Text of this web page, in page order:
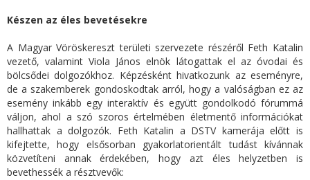
Készen az éles bevetésekre
A Magyar Vöröskereszt területi szervezete részéről Feth Katalin
vezető, valamint Viola János elnök látogattak el az óvodai és
bölcsődei dolgozókhoz. Képzésként hivatkozunk az eseményre,
de a szakemberek gondoskodtak arról, hogy a valóságban ez az
esemény inkább egy interaktív és együtt gondolkodó fórummá
váljon, ahol a szó szoros értelmében életmentő információkat
hallhattak a dolgozók. Feth Katalin a DSTV kamerája előtt is
kifejtette, hogy elsősorban gyakorlatorientált tudást kívánnak
közvetíteni annak érdekében, hogy azt éles helyzetben is
bevethessék a résztvevők: